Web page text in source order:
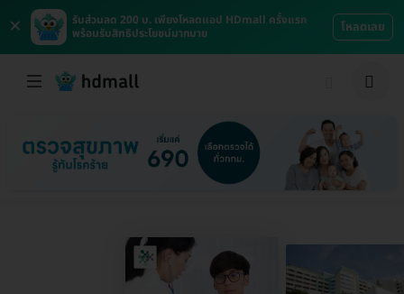
×
รับส่วนลด 200 บ. เพียงโหลดแอป HDmall ครั้งแรก
พร้อมรับสิทธิประโยชน์มากมาย
โหลดเลย